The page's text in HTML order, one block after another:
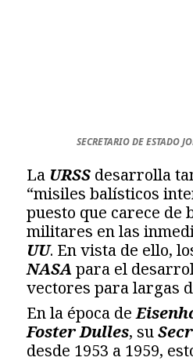
SECRETARIO DE ESTADO
La URSS desarrolla
“misiles balísticos
puesto que carece de
militares en las
UU. En vista de ello,
NASA para el
vectores para largas
En la época de
Foster Dulles, su
desde 1953 a 1959,